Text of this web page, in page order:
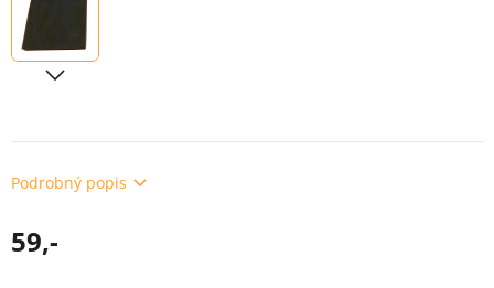
Podrobný popis
59,-